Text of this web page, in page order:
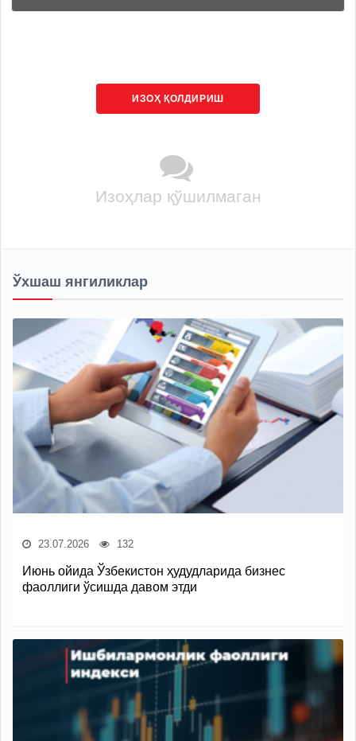
ИЗОҲ ҚОЛДИРИШ
Изоҳлар қўшилмаган
Ўхшаш янгиликлар
23.07.2026 132
Июнь ойида Ўзбекистон ҳудудларида бизнес
фаоллиги ўсишда давом этди